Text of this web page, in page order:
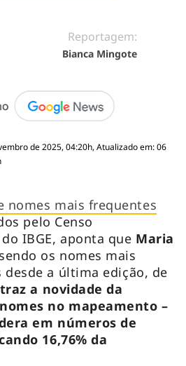
Reportagem:
Bianca Mingote
de 2025, 04:20h, Atualizado em: 06
nomes mais frequentes
pelo Censo
IBGE, aponta que Maria
os nomes mais
a última edição, de
a novidade da
no mapeamento –
em números de
16,76% da